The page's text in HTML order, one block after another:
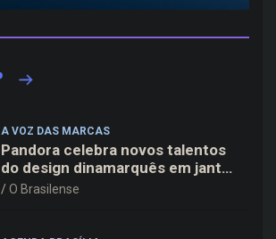
A VOZ DAS MARCAS
Pandora celebra novos talentos
do design dinamarquês em jantar
exclusivo no restaurante Daphne
O Brasilense